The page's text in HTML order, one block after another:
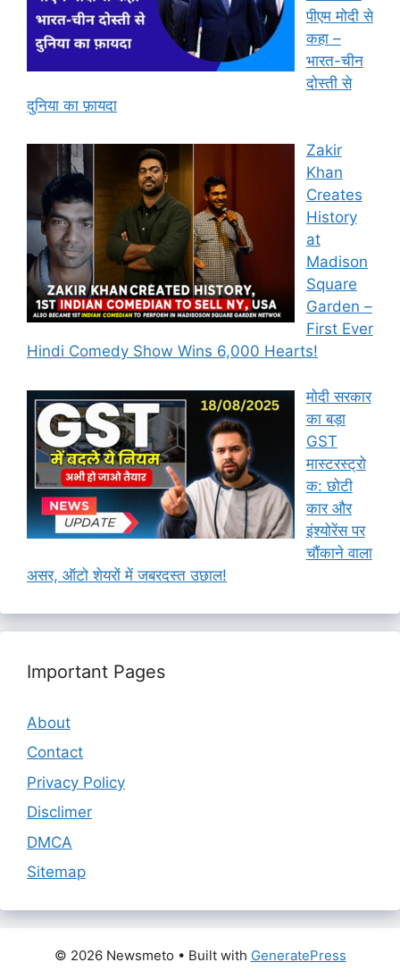
पीएम मोदी से
कहा –
भारत-चीन
दोस्ती से
दुनिया का फ़ायदा
Zakir
Khan
Creates
History
at
Madison
Square
Garden –
First Ever
Hindi Comedy Show Wins 6,000 Hearts!
मोदी सरकार
का बड़ा
GST
मास्टरस्ट्रो
क: छोटी
कार और
इंश्योरेंस पर
चौंकाने वाला
असर, ऑटो शेयरों में जबरदस्त उछाल!
Important Pages
About
Contact
Privacy Policy
Disclimer
DMCA
Sitemap
© 2026 Newsmeto • Built with GeneratePress